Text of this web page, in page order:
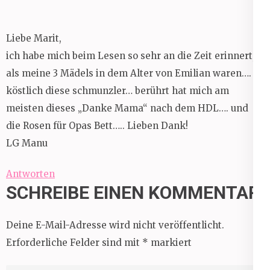
Liebe Marit,
ich habe mich beim Lesen so sehr an die Zeit erinnert,
als meine 3 Mädels in dem Alter von Emilian waren….
köstlich diese schmunzler… berührt hat mich am
meisten dieses „Danke Mama“ nach dem HDL…. und
die Rosen für Opas Bett….. Lieben Dank!
LG Manu
Antworten
SCHREIBE EINEN KOMMENTAR
Deine E-Mail-Adresse wird nicht veröffentlicht.
Erforderliche Felder sind mit * markiert